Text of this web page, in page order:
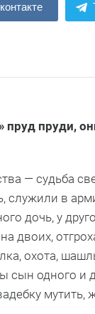
пруди,
— судьба
служили в
дочь, у
двоих,
охота,
сын одного и
мутить,